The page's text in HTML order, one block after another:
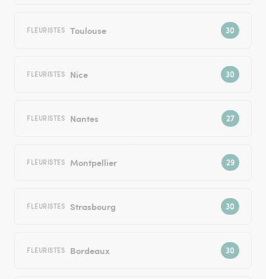
FLEURISTES Toulouse
FLEURISTES Nice
FLEURISTES Nantes
FLEURISTES Montpellier
FLEURISTES Strasbourg
FLEURISTES Bordeaux